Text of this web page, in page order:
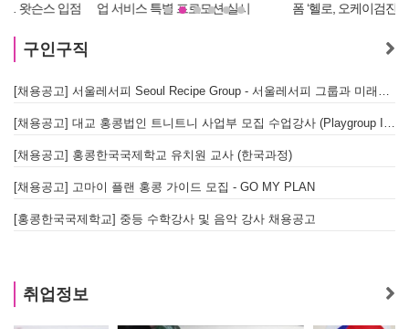
업 서비스 특별 프로모션 실시
폼 ‘헬로, 오케이검진’ 서비스 개시
구인구직
[채용공고] 서울레서피 Seoul Recipe Group - 서울레서피 그룹과 미래를 함께할 유능한 인재를 모십니다
[채용공고] 대교 홍콩법인 트니트니 사업부 모집 수업강사 (Playgroup Instructor)
[채용공고] 홍콩한국국제학교 유치원 교사 (한국과정)
[채용공고] 고마이 플랜 홍콩 가이드 모집 - GO MY PLAN
[홍콩한국국제학교] 중등 수학강사 및 음악 강사 채용공고
취업정보